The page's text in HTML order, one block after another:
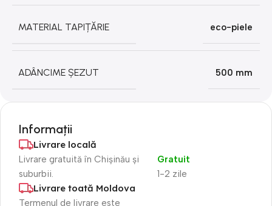
MATERIAL TAPIȚĂRIE eco-piele
ADÂNCIME ȘEZUT 500 mm
Informații
Livrare locală
Livrare gratuită în Chișinău și
suburbii.
1-2 zile
Gratuit
Livrare toată Moldova
Termenul de livrare este